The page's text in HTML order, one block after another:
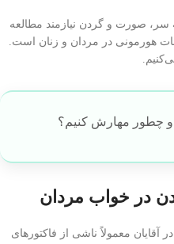
صورت و گردن نیازمند مطالعه
هورمونی در مردان و زنان است.
و چطور مهارش کنیم؟
در خواب مردان
معمولاً ناشی از فاکتورهای